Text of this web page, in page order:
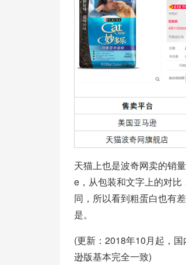
天猫上也是波奇网卖的销
e，从包装和文字上的对
同，所以看到粗蛋白也有
是。
(更新：2018年10月起，
逊版基本完全一致)